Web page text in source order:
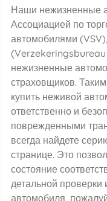
Наши нежизненные
Ассоциацией по
автомобилями
нежизненные
страховщиков.
купить неживой
ответственно и
поврежденными
всегда найдете
странице. Это
состояние
детальной проверки
автомобиля,